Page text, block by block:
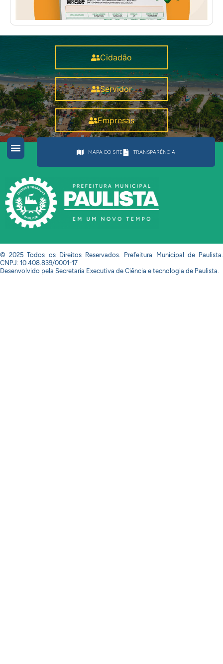
Cidadão
Servidor
Empresas
MAPA DO SITE TRANSPARÊNCIA
© 2025 Todos os Direitos Reservados. Prefeitura Municipal de Paulista.
CNPJ: 10.408.839/0001-17
Desenvolvido pela Secretaria Executiva de Ciência e tecnologia de Paulista.